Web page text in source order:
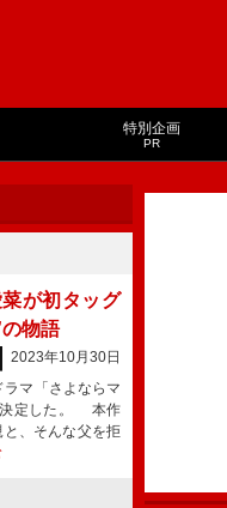
特別企画
PR
が初タッグ
物語
2023年10月30日
マ「さよならマ
決定した。 本作
と、そんな父を拒